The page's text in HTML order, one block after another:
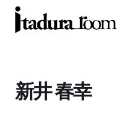
新井 春幸